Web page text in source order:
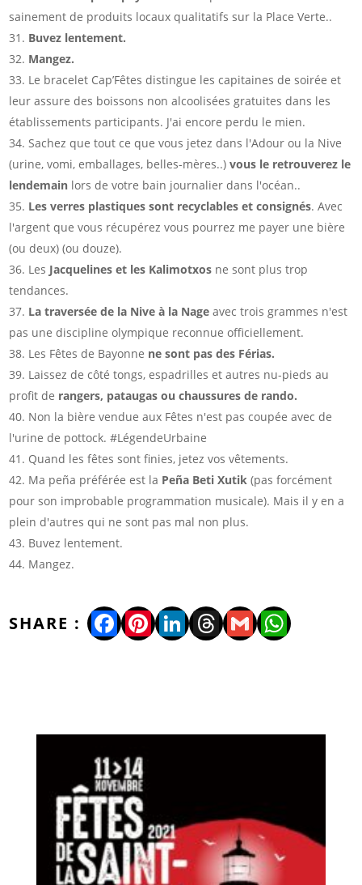
sainement de produits locaux qualitatifs sur la Place Verte..
Buvez lentement.
Mangez.
Le bracelet Cap’Fêtes distingue les capitaines de soirée et
leur assure des boissons non alcoolisées gratuites dans les
établissements participants. J'ai encore perdu le mien.
Sachez que tout ce que vous jetez dans l'Adour ou la Nive
(urine, vomi, emballages, belles-mères..) vous le retrouverez le
lendemain lors de votre bain journalier dans l'océan..
Les verres plastiques sont recyclables et consignés. Avec
l'argent que vous récupérez vous pourrez me payer une bière
(ou deux) (ou douze).
Les Jacquelines et les Kalimotxos ne sont plus trop
tendances.
La traversée de la Nive à la Nage avec trois grammes n'est
pas une discipline olympique reconnue officiellement.
Les Fêtes de Bayonne ne sont pas des Férias.
Laissez de côté tongs, espadrilles et autres nu-pieds au
profit de rangers, pataugas ou chaussures de rando.
Non la bière vendue aux Fêtes n'est pas coupée avec de
l'urine de pottock. #LégendeUrbaine
Quand les fêtes sont finies, jetez vos vêtements.
Ma peña préférée est la Peña Beti Xutik (pas forcément
pour son improbable programmation musicale). Mais il y en a
plein d'autres qui ne sont pas mal non plus.
Buvez lentement.
Mangez.
Facebook
Pinterest
LinkedIn
Threads
Gmail